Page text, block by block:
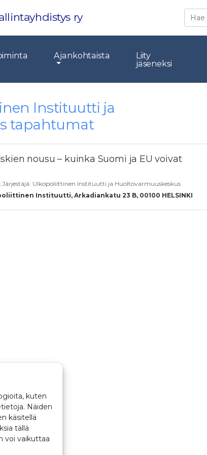
kuten
Näiden
käsitellä
tällä
voi vaikuttaa
ry Etsi
Ajankohtaista
Liity
jäseneksi
Instituutti ja
tapahtumat
nousu – kuinka Suomi ja EU voivat
| Järjestäjä: Ulkopoliittinen Instituutti ja Huoltovarmuuskeskus
Instituutti, Arkadiankatu 23 B, 00100 HELSINKI